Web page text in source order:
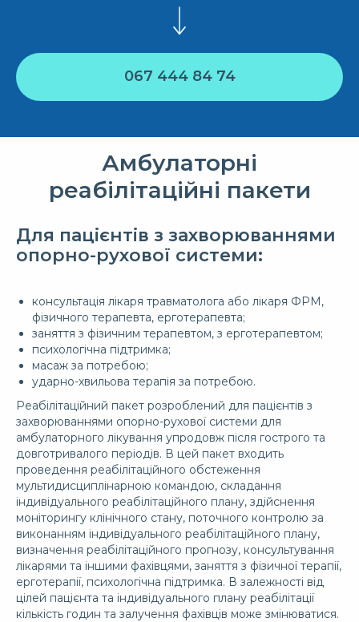
067 444 84 74
Амбулаторні
реабілітаційні пакети
Для пацієнтів з захворюваннями
опорно-рухової системи:
консультація лікаря травматолога або лікаря ФРМ,
фізичного терапевта, ерготерапевта;
заняття з фізичним терапевтом, з ерготерапевтом;
психологічна підтримка;
масаж за потребою;
ударно-хвильова терапія за потребою.
Реабілітаційний пакет розроблений для пацієнтів з
захворюваннями опорно-рухової системи для
амбулаторного лікування упродовж після гострого та
довготривалого періодів. В цей пакет входить
проведення реабілітаційного обстеження
мультидисциплінарною командою, складання
індивідуального реабілітаційного плану, здійснення
моніторингу клінічного стану, поточного контролю за
виконанням індивідуального реабілітаційного плану,
визначення реабілітаційного прогнозу, консультування
лікарями та іншими фахівцями, заняття з фізичної терапії,
ерготерапії, психологічна підтримка. В залежності від
цілей пацієнта та індивідуального плану реабілітації
кількість годин та залучення фахівців може змінюватися.